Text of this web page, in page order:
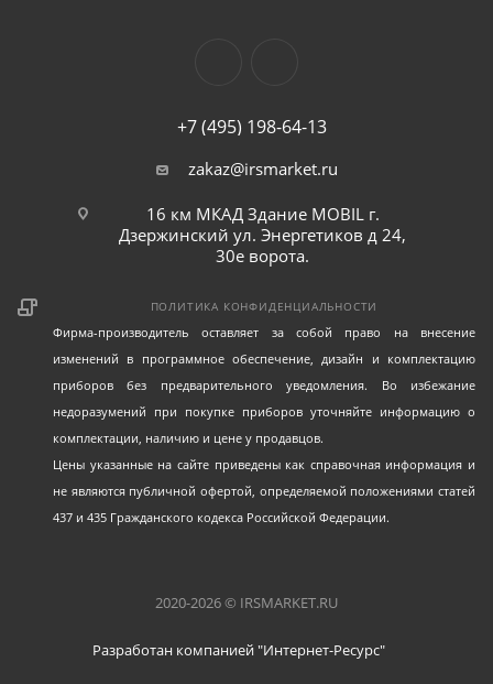
+7 (495) 198-64-13
zakaz@irsmarket.ru
16 км МКАД Здание MOBIL г.
Дзержинский ул. Энергетиков д 24,
30е ворота.
ПОЛИТИКА КОНФИДЕНЦИАЛЬНОСТИ
Фирма-производитель оставляет за собой право на внесение
изменений в программное обеспечение, дизайн и комплектацию
приборов без предварительного уведомления. Во избежание
недоразумений при покупке приборов уточняйте информацию о
комплектации, наличию и цене у продавцов.
Цены указанные на сайте приведены как справочная информация и
не являются публичной офертой, определяемой положениями статей
437 и 435 Гражданского кодекса Российской Федерации.
2020-2026 © IRSMARKET.RU
Разработан компанией "Интернет-Ресурс"